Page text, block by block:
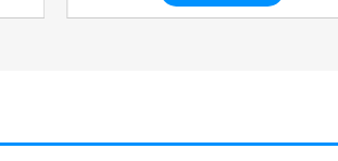
Xem chi tiết